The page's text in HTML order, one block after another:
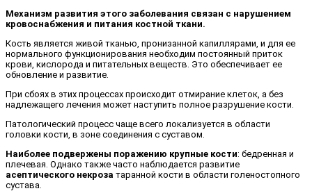
Механизм развития этого заболевания связан с нарушением
кровоснабжения и питания костной ткани.
Кость является живой тканью, пронизанной капиллярами, и для ее
нормального функционирования необходим постоянный приток
крови, кислорода и питательных веществ. Это обеспечивает ее
обновление и развитие.
При сбоях в этих процессах происходит отмирание клеток, а без
надлежащего лечения может наступить полное разрушение кости.
Патологический процесс чаще всего локализуется в области
головки кости, в зоне соединения с суставом.
Наиболее подвержены поражению крупные кости: бедренная и
плечевая. Однако также часто наблюдается развитие
асептического некроза таранной кости в области голеностопного
сустава.